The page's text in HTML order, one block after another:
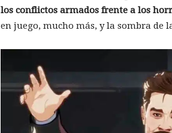
los conflictos armados frente a los
en juego, mucho más, y la sombra de